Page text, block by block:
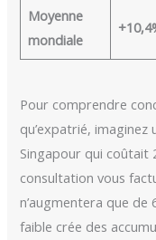
Moyenne
mondiale
Pour comprendre
qu’expatrié, imaginez
Singapour qui coûtait
consultation vous
n’augmentera que
faible crée des